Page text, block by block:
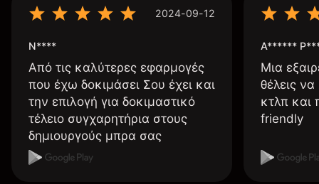
2024-09-12
N****
Από τις καλύτερες εφαρμογές
που έχω δοκιμάσει Σου έχει και
την επιλογή για δοκιμαστικό
τέλειο συγχαρητήρια στους
δημιουργούς μπρα σας
A******
Μια
θέλεις
κτλπ και
friendly